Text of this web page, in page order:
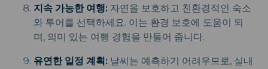
지속 가능한 여행: 자연을 보호하고 친환경적인 숙소
와 투어를 선택하세요. 이는 환경 보호에 도움이 되
며, 의미 있는 여행 경험을 만들어 줍니다.
유연한 일정 계획: 날씨는 예측하기 어려우므로, 실내